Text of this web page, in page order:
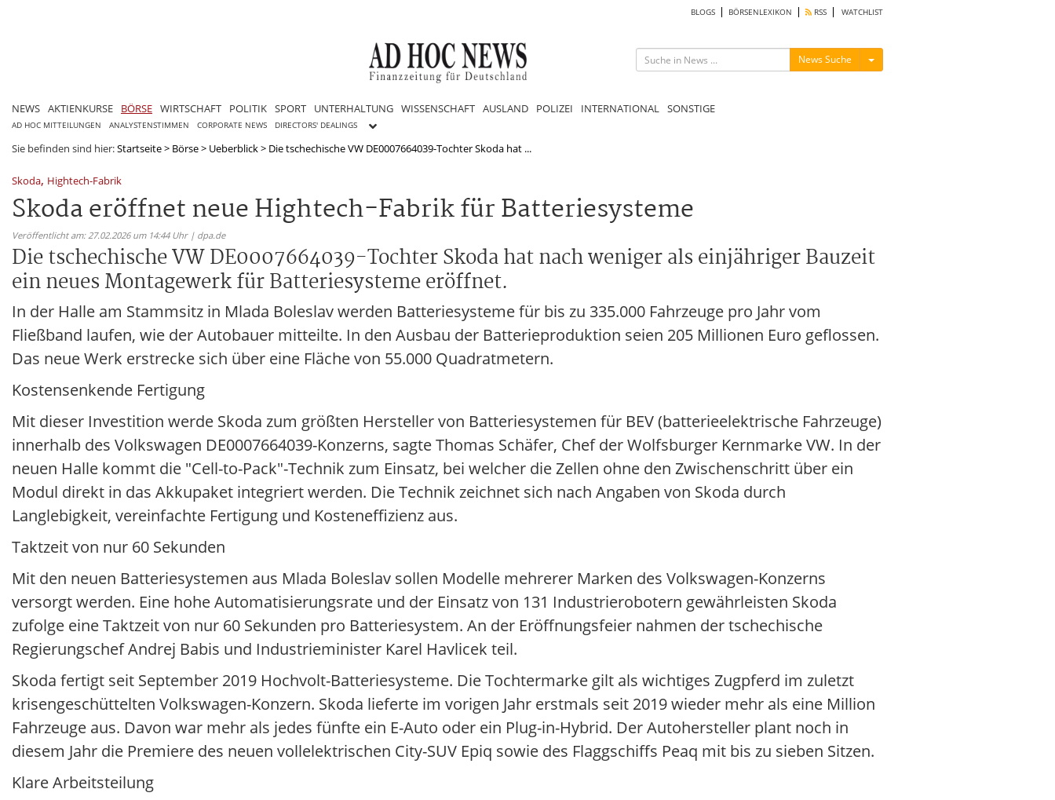
BLOGS BÖRSENLEXIKON RSS WATCHLIST
News Suche Menü ein-/ausblenden
NEWS AKTIENKURSE BÖRSE WIRTSCHAFT POLITIK SPORT UNTERHALTUNG WISSENSCHAFT AUSLAND POLIZEI INTERNATIONAL SONSTIGE
AD HOC MITTEILUNGEN ANALYSTENSTIMMEN CORPORATE NEWS DIRECTORS' DEALINGS
Sie befinden sind hier:Startseite> Börse> Ueberblick> Die tschechische VW DE0007664039-Tochter Skoda hat ...
Skoda, Hightech-Fabrik
Skoda eröffnet neue Hightech-Fabrik für Batteriesysteme
Veröffentlicht am: 27.02.2026 um 14:44 Uhr | dpa.de
Die tschechische VW DE0007664039-Tochter Skoda hat nach weniger als einjähriger Bauzeit
ein neues Montagewerk für Batteriesysteme eröffnet.
In der Halle am Stammsitz in Mlada Boleslav werden Batteriesysteme für bis zu 335.000 Fahrzeuge pro Jahr vom
Fließband laufen, wie der Autobauer mitteilte. In den Ausbau der Batterieproduktion seien 205 Millionen Euro geflossen.
Das neue Werk erstrecke sich über eine Fläche von 55.000 Quadratmetern.
Kostensenkende Fertigung
Mit dieser Investition werde Skoda zum größten Hersteller von Batteriesystemen für BEV (batterieelektrische Fahrzeuge)
innerhalb des Volkswagen DE0007664039-Konzerns, sagte Thomas Schäfer, Chef der Wolfsburger Kernmarke VW. In der
neuen Halle kommt die "Cell-to-Pack"-Technik zum Einsatz, bei welcher die Zellen ohne den Zwischenschritt über ein
Modul direkt in das Akkupaket integriert werden. Die Technik zeichnet sich nach Angaben von Skoda durch
Langlebigkeit, vereinfachte Fertigung und Kosteneffizienz aus.
Taktzeit von nur 60 Sekunden
Mit den neuen Batteriesystemen aus Mlada Boleslav sollen Modelle mehrerer Marken des Volkswagen-Konzerns
versorgt werden. Eine hohe Automatisierungsrate und der Einsatz von 131 Industrierobotern gewährleisten Skoda
zufolge eine Taktzeit von nur 60 Sekunden pro Batteriesystem. An der Eröffnungsfeier nahmen der tschechische
Regierungschef Andrej Babis und Industrieminister Karel Havlicek teil.
Skoda fertigt seit September 2019 Hochvolt-Batteriesysteme. Die Tochtermarke gilt als wichtiges Zugpferd im zuletzt
krisengeschüttelten Volkswagen-Konzern. Skoda lieferte im vorigen Jahr erstmals seit 2019 wieder mehr als eine Million
Fahrzeuge aus. Davon war mehr als jedes fünfte ein E-Auto oder ein Plug-in-Hybrid. Der Autohersteller plant noch in
diesem Jahr die Premiere des neuen vollelektrischen City-SUV Epiq sowie des Flaggschiffs Peaq mit bis zu sieben Sitzen.
Klare Arbeitsteilung